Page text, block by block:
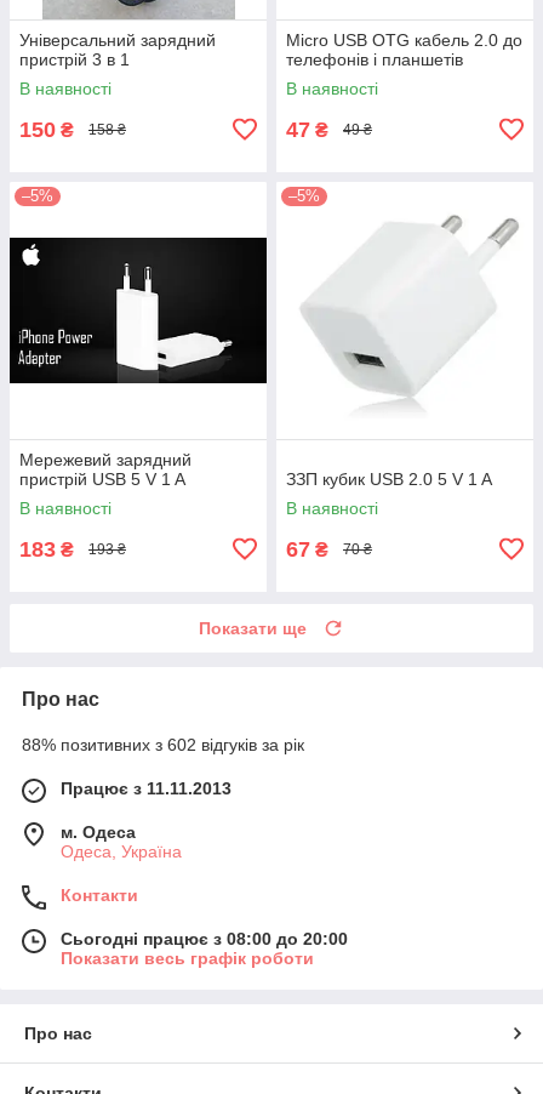
Універсальний зарядний
пристрій 3 в 1
В наявності
150 ₴ 158 ₴
Micro USB OTG кабель 2.0 до
телефонів і планшетів
В наявності
47 ₴ 49 ₴
–5%
Мережевий зарядний
пристрій USB 5 V 1 A
В наявності
183 ₴ 193 ₴
–5%
ЗЗП кубик USB 2.0 5 V 1 A
В наявності
67 ₴ 70 ₴
Показати ще
Про нас
88% позитивних з 602 відгуків за рік
Працює з 11.11.2013
м. Одеса
Одеса, Україна
Контакти
Сьогодні працює з 08:00 до 20:00
Показати весь графік роботи
Про нас